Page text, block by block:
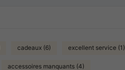
cadeaux (6) excellent service (1)
accessoires manquants (4)